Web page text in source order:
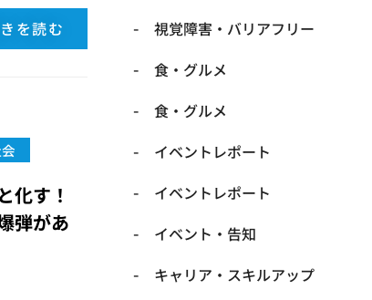
を読む
化す！
弾があ
​視覚障害・バリアフリー
​食・グルメ
​食・グルメ
イベントレポート
イベントレポート
イベント・告知
キャリア・スキルアップ